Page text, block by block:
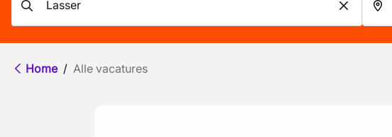
Home / Alle vacatures